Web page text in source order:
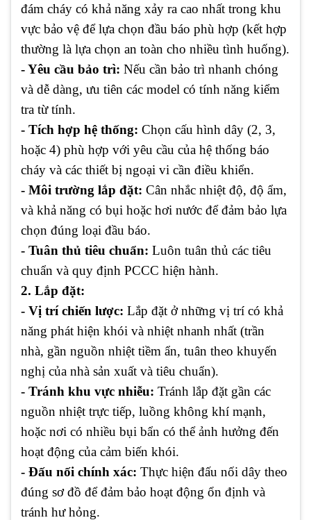
đám cháy có khả năng xảy ra cao nhất trong khu
vực bảo vệ để lựa chọn đầu báo phù hợp (kết hợp
thường là lựa chọn an toàn cho nhiều tình huống).
- Yêu cầu bảo trì: Nếu cần bảo trì nhanh chóng
và dễ dàng, ưu tiên các model có tính năng kiểm
tra từ tính.
- Tích hợp hệ thống: Chọn cấu hình dây (2, 3,
hoặc 4) phù hợp với yêu cầu của hệ thống báo
cháy và các thiết bị ngoại vi cần điều khiển.
- Môi trường lắp đặt: Cân nhắc nhiệt độ, độ ẩm,
và khả năng có bụi hoặc hơi nước để đảm bảo lựa
chọn đúng loại đầu báo.
- Tuân thủ tiêu chuẩn: Luôn tuân thủ các tiêu
chuẩn và quy định PCCC hiện hành.
2. Lắp đặt:
- Vị trí chiến lược: Lắp đặt ở những vị trí có khả
năng phát hiện khói và nhiệt nhanh nhất (trần
nhà, gần nguồn nhiệt tiềm ẩn, tuân theo khuyến
nghị của nhà sản xuất và tiêu chuẩn).
- Tránh khu vực nhiễu: Tránh lắp đặt gần các
nguồn nhiệt trực tiếp, luồng không khí mạnh,
hoặc nơi có nhiều bụi bẩn có thể ảnh hưởng đến
hoạt động của cảm biến khói.
- Đấu nối chính xác: Thực hiện đấu nối dây theo
đúng sơ đồ để đảm bảo hoạt động ổn định và
tránh hư hỏng.